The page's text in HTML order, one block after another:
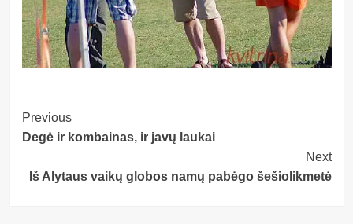
Post
Navigation
Previous
Degė ir kombainas, ir javų laukai
Next
Iš Alytaus vaikų globos namų pabėgo šešiolikmetė